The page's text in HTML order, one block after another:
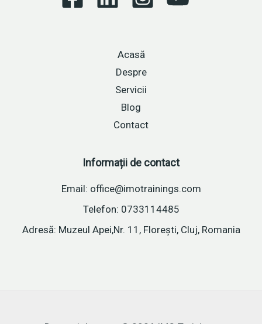
Acasă
Despre
Servicii
Blog
Contact
Informații de contact
Email: office@imotrainings.com
Telefon: 0733114485
Adresă: Muzeul Apei,Nr. 11, Florești, Cluj, Romania